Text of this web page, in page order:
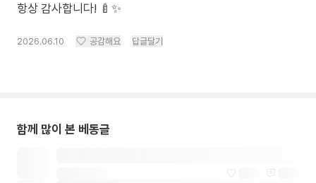
항상 감사합니다! 🍼✨
2026.06.10 공감해요 답글달기
함께 많이 본 베동글